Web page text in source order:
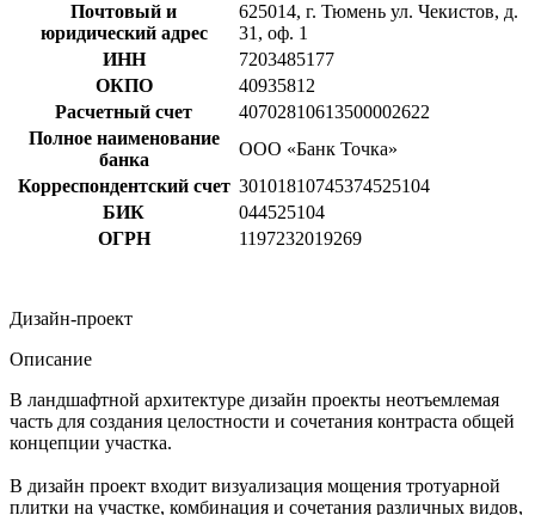
Почтовый и
юридический адрес
625014, г. Тюмень ул. Чекистов, д.
31, оф. 1
ИНН
7203485177
ОКПО
40935812
Расчетный счет
40702810613500002622
Полное наименование
банка
ООО «Банк Точка»
Корреспондентский счет 30101810745374525104
БИК
044525104
ОГРН
1197232019269
Дизайн-проект
Описание
В ландшафтной архитектуре дизайн проекты неотъемлемая
часть для создания целостности и сочетания контраста общей
концепции участка.
В дизайн проект входит визуализация мощения тротуарной
плитки на участке, комбинация и сочетания различных видов,